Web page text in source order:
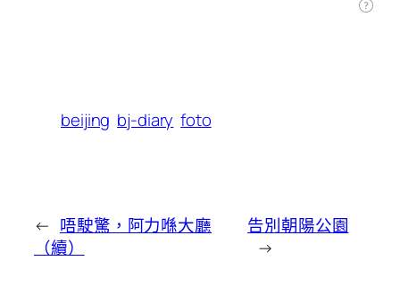
beijing bj-diary foto
← 唔駛驚，阿力喺大廳
（續）
告別朝陽公園
→